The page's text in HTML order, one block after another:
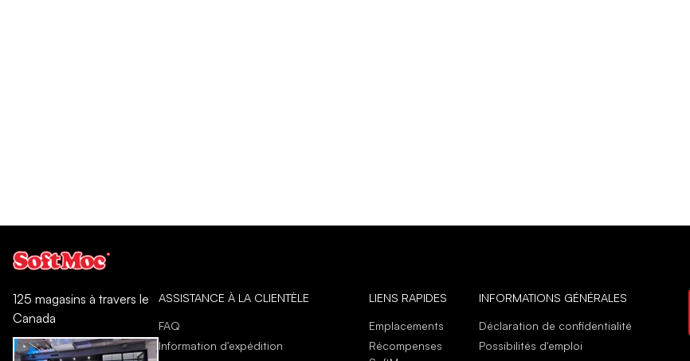
125 magasins à travers le
Canada
ASSISTANCE À LA CLIENTÈLE
FAQ
Information d'expédition
LIENS RAPIDES
Emplacements
Récompenses
INFORMATIONS GÉNÉRALES
Déclaration de confidentialité
Possibilités d'emploi